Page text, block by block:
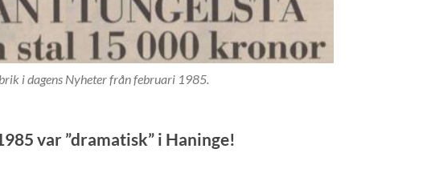
i dagens Nyheter från februari 1985.
var ”dramatisk” i Haninge!